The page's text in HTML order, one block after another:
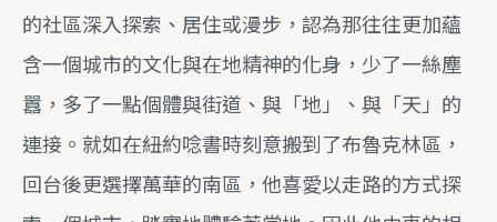
的社區深入探索、居住或漫步，認為那往往更加蘊
含一個城市的文化與在地精神的化身，少了一絲塵
囂，多了一點個體與街道、與「地」、與「天」的
連接。就如在紐約唸書時刻意搬到了布魯克林區，
回台後更選擇萬華的南區，他喜愛以走路的方式探